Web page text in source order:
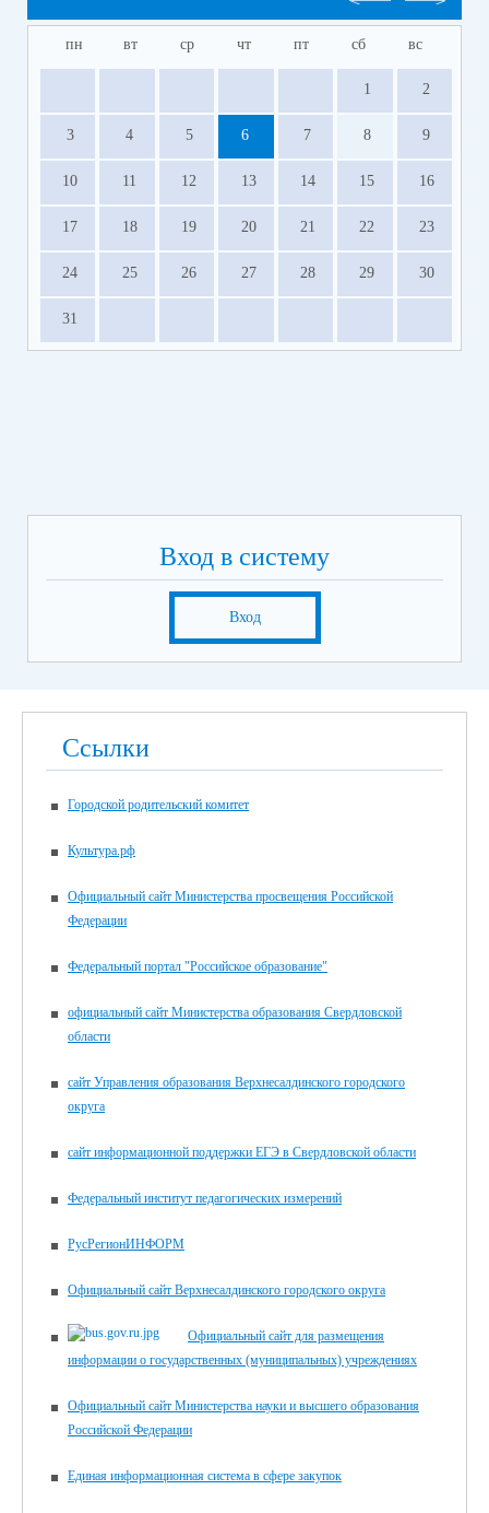
пн вт ср чт пт сб вс
1 2
3 4 5 6 7 8 9
10 11 12 13 14 15 16
17 18 19 20 21 22 23
24 25 26 27 28 29 30
31
Вход в систему
Вход
Ссылки
Городской родительский комитет
Культура.рф
Официальный сайт Министерства просвещения Российской
Федерации
Федеральный портал "Российское образование"
официальный сайт Министерства образования Свердловской
области
сайт Управления образования Верхнесалдинского городского
округа
сайт информационной поддержки ЕГЭ в Свердловской области
Федеральный институт педагогических измерений
РусРегионИНФОРМ
Официальный сайт Верхнесалдинского городского округа
Официальный сайт для размещения
информации о государственных (муниципальных) учреждениях
Официальный сайт Министерства науки и высшего образования
Российской Федерации
Единая информационная система в сфере закупок